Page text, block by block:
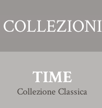
COLLEZIONI
TIME
Collezione Classica